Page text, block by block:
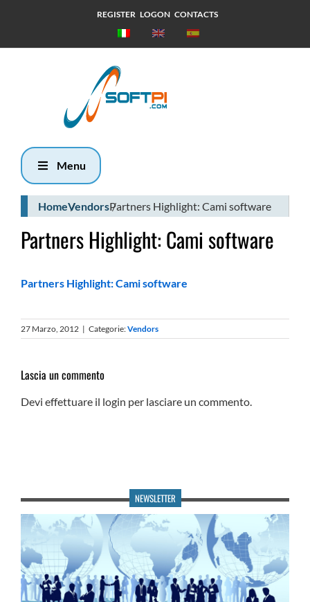
REGISTER LOGON CONTACTS
Menu
HomeVendorsPartners Highlight: Cami software
Partners Highlight: Cami software
Partners Highlight: Cami software
27 Marzo, 2012 | Categorie:Vendors
Lascia un commento
Devi effettuare il login per lasciare un commento.
NEWSLETTER